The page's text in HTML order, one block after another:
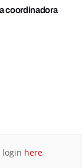
coordinadora
login here